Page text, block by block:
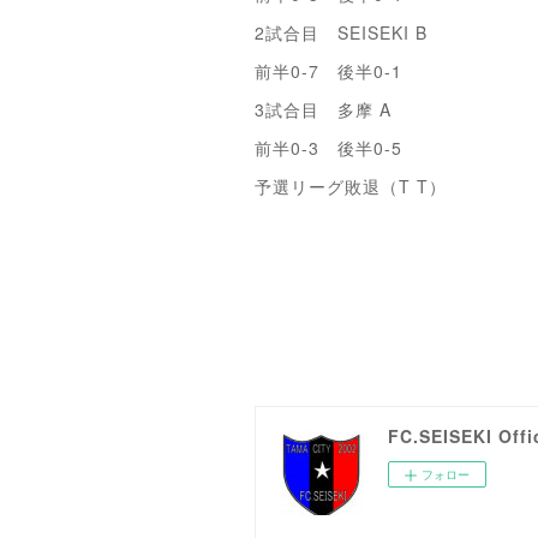
2試合目 SEISEKI B
前半0-7 後半0-1
3試合目 多摩 A
前半0-3 後半0-5
予選リーグ敗退（T T）
FC.SEISEKI
フォロー